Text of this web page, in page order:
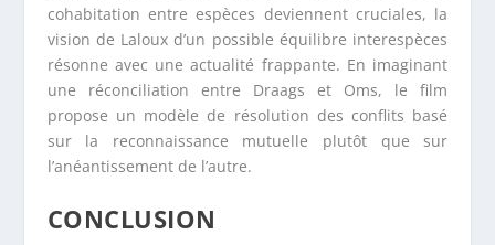
cohabitation entre espèces deviennent cruciales, la
vision de Laloux d’un possible équilibre interespèces
résonne avec une actualité frappante. En imaginant
une réconciliation entre Draags et Oms, le film
propose un modèle de résolution des conflits basé
sur la reconnaissance mutuelle plutôt que sur
l’anéantissement de l’autre.
CONCLUSION